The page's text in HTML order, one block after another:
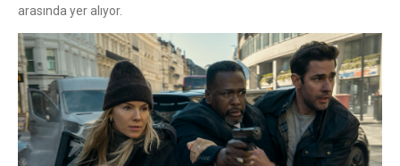
arasında yer alıyor.